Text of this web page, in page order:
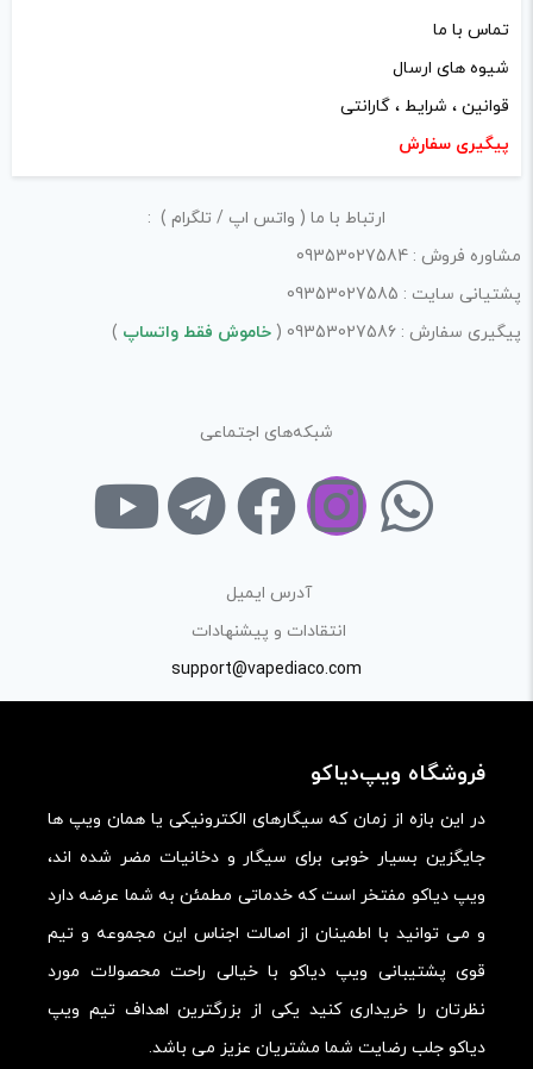
ارائه‌ی اطلاعات مشخص و دقیق برای راهنمایی سایر کاربران در
با توجه به ساختار بخش نظرات، از پرسیدن سوال یا درخواست
«پرسش و پاسخ» مطرح کنید.
ارزش خرید در برابر قیمت:
تماس با ما
شیوه های ارسال
قوانین ، شرایط ، گارانتی
پیگیری سفارش
ارتباط با ما ( واتس اپ / تلگرام ) :
مشاوره فروش : 09353027584
پشتیانی سایت : 09353027585
پیگیری سفارش : 09353027586 (
خاموش فقط واتساپ )
شبکه‌های اجتماعی
آدرس ایمیل
انتقادات و پیشنهادات
support@vapediaco.com
فروشگاه ویپ‌دیاکو
در این بازه از زمان که سیگارهای الکترونیکی یا همان ویپ ها
جایگزین بسیار خوبی برای سیگار و دخانیات مضر شده اند،
ویپ دیاکو مفتخر است که خدماتی مطمئن به شما عرضه دارد
و می توانید با اطمینان از اصالت اجناس این مجموعه و تیم
قوی پشتیبانی ویپ دیاکو با خیالی راحت محصولات مورد
نظرتان را خریداری کنید یکی از بزرگترین اهداف تیم ویپ
دیاکو جلب رضایت شما مشتریان عزیز می باشد.